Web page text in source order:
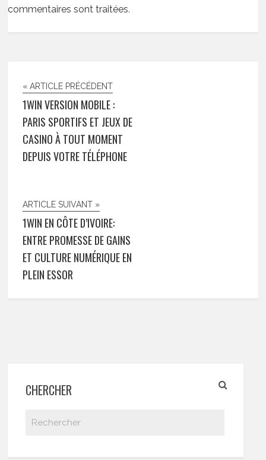
commentaires sont traitées.
« ARTICLE PRÉCÉDENT
1WIN VERSION MOBILE :
PARIS SPORTIFS ET JEUX DE
CASINO À TOUT MOMENT
DEPUIS VOTRE TÉLÉPHONE
ARTICLE SUIVANT »
1WIN EN CÔTE D’IVOIRE:
ENTRE PROMESSE DE GAINS
ET CULTURE NUMÉRIQUE EN
PLEIN ESSOR
CHERCHER